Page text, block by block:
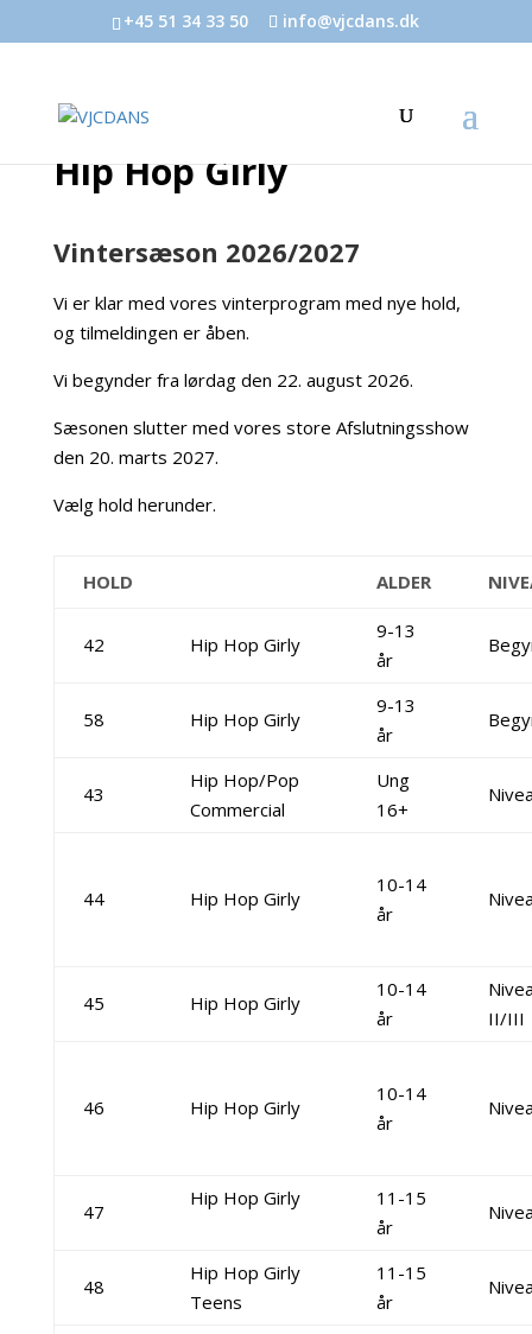
+45 51 34 33 50 info@vjcdans.dk
Hip Hop Girly
Vintersæson 2026/2027
Vi er klar med vores vinterprogram med nye hold,
og tilmeldingen er åben.
Vi begynder fra lørdag den 22. august 2026.
Sæsonen slutter med vores store Afslutningsshow
den 20. marts 2027.
Vælg hold herunder.
HOLD ALDER
42 Hip Hop Girly
9-13
år
58 Hip Hop Girly
9-13
år
43
Hip Hop/Pop
Commercial
Ung
16+
44 Hip Hop Girly
10-14
år
45 Hip Hop Girly
10-14
år
II/III
46 Hip Hop Girly
10-14
år
47
Hip Hop Girly
11-15
år
48
Hip Hop Girly
Teens
11-15
år